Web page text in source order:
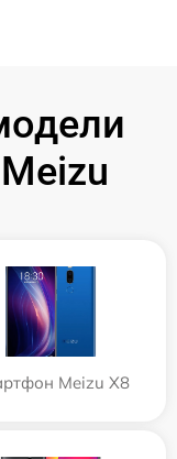
Meizu X8